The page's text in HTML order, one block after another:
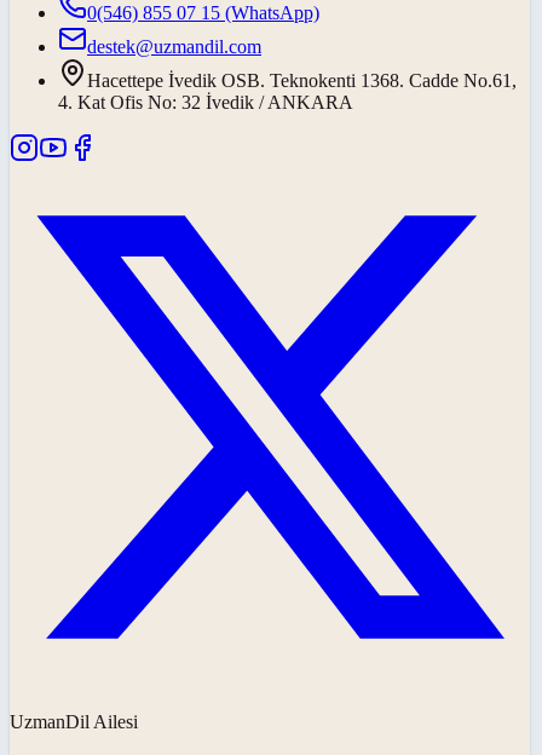
0(546) 855 07 15 (WhatsApp)
destek@uzmandil.com
Hacettepe İvedik OSB. Teknokenti 1368. Cadde No.61,
4. Kat Ofis No: 32 İvedik / ANKARA
UzmanDil Ailesi